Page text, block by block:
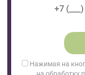
Нажимая на
на обработку